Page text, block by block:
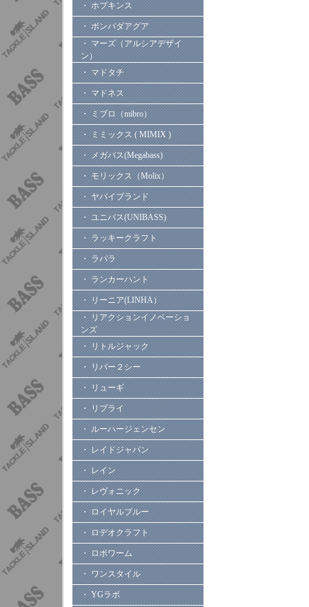
・ ホプキンス
・ ボンバダアグア
・ マーズ（アルシアデザイ
ン）
・ マドタチ
・ マドネス
・ ミブロ（mibro）
・ ミミックス ( MIMIX )
・ メガバス(Megabass)
・ モリックス（Molix）
・ ヤバイブランド
・ ユニバス(UNIBASS)
・ ラッキークラフト
・ ラパラ
・ ランカーハント
・ リーニア(LINHA）
・ リアクションイノベーショ
ンズ
・ リトルジャック
・ リバー２シー
・ リューギ
・ リプライ
・ ルーハージェンセン
・ レイドジャパン
・ レイン
・ レヴォニック
・ ロイヤルブルー
・ ロデオクラフト
・ ロボワーム
・ ワンスタイル
・ YGラボ